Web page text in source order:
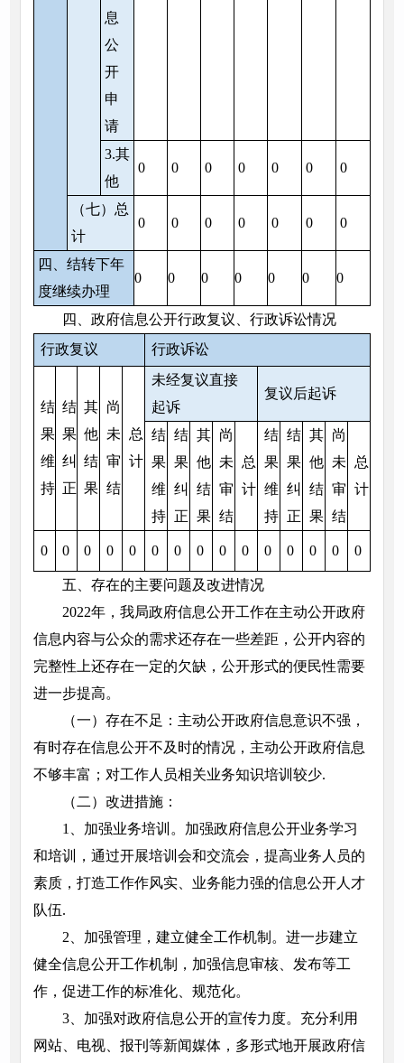
息
公
开
申
请
3.其
他
0 0 0 0 0 0 0
（七）总
计
0 0 0 0 0 0 0
四、结转下年
度继续办理
0 0 0 0 0 0 0
四、政府信息公开行政复议、行政诉讼情况
行政复议
行政诉讼
结
果
维
持
结
果
纠
正
其
他
结
果
尚
未
审
结
总
计
未经复议直接
起诉
复议后起诉
结
果
维
持
结
果
纠
正
其
他
结
果
尚
未
审
结
总
计
结
果
维
持
结
果
纠
正
其
他
结
果
尚
未
审
结
总
计
0 0 0 0 0 0 0 0 0 0 0 0 0 0 0
五、存在的主要问题及改进情况
2022年，我局政府信息公开工作在主动公开政府
信息内容与公众的需求还存在一些差距，公开内容的
完整性上还存在一定的欠缺，公开形式的便民性需要
进一步提高。
（一）存在不足：主动公开政府信息意识不强，
有时存在信息公开不及时的情况，主动公开政府信息
不够丰富；对工作人员相关业务知识培训较少.
（二）改进措施：
1、加强业务培训。加强政府信息公开业务学习
和培训，通过开展培训会和交流会，提高业务人员的
素质，打造工作作风实、业务能力强的信息公开人才
队伍.
2、加强管理，建立健全工作机制。进一步建立
健全信息公开工作机制，加强信息审核、发布等工
作，促进工作的标准化、规范化。
3、加强对政府信息公开的宣传力度。充分利用
网站、电视、报刊等新闻媒体，多形式地开展政府信